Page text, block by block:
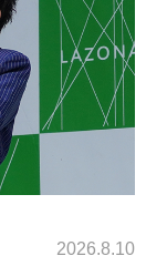
2026.8.10